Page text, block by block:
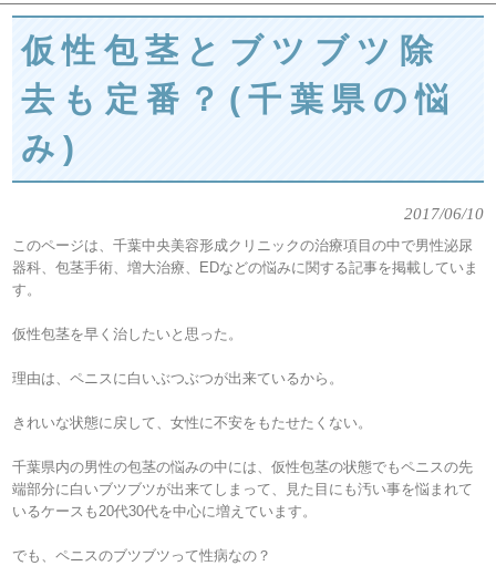
仮性包茎とブツブツ除
去も定番？(千葉県の悩
み)
2017/06/10
このページは、千葉中央美容形成クリニックの治療項目の中で男性泌尿
器科、包茎手術、増大治療、EDなどの悩みに関する記事を掲載していま
す。
仮性包茎を早く治したいと思った。
理由は、ペニスに白いぶつぶつが出来ているから。
きれいな状態に戻して、女性に不安をもたせたくない。
千葉県内の男性の包茎の悩みの中には、仮性包茎の状態でもペニスの先
端部分に白いブツブツが出来てしまって、見た目にも汚い事を悩まれて
いるケースも20代30代を中心に増えています。
でも、ペニスのブツブツって性病なの？